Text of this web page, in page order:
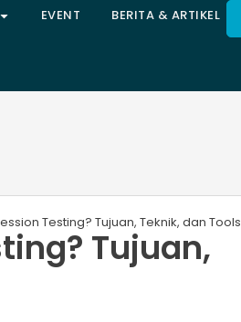
EVENT BERITA & ARTIKEL
Testing? Tujuan, Teknik, dan Tools
Tujuan,